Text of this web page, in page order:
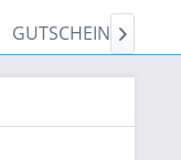
GUTSCHEINE